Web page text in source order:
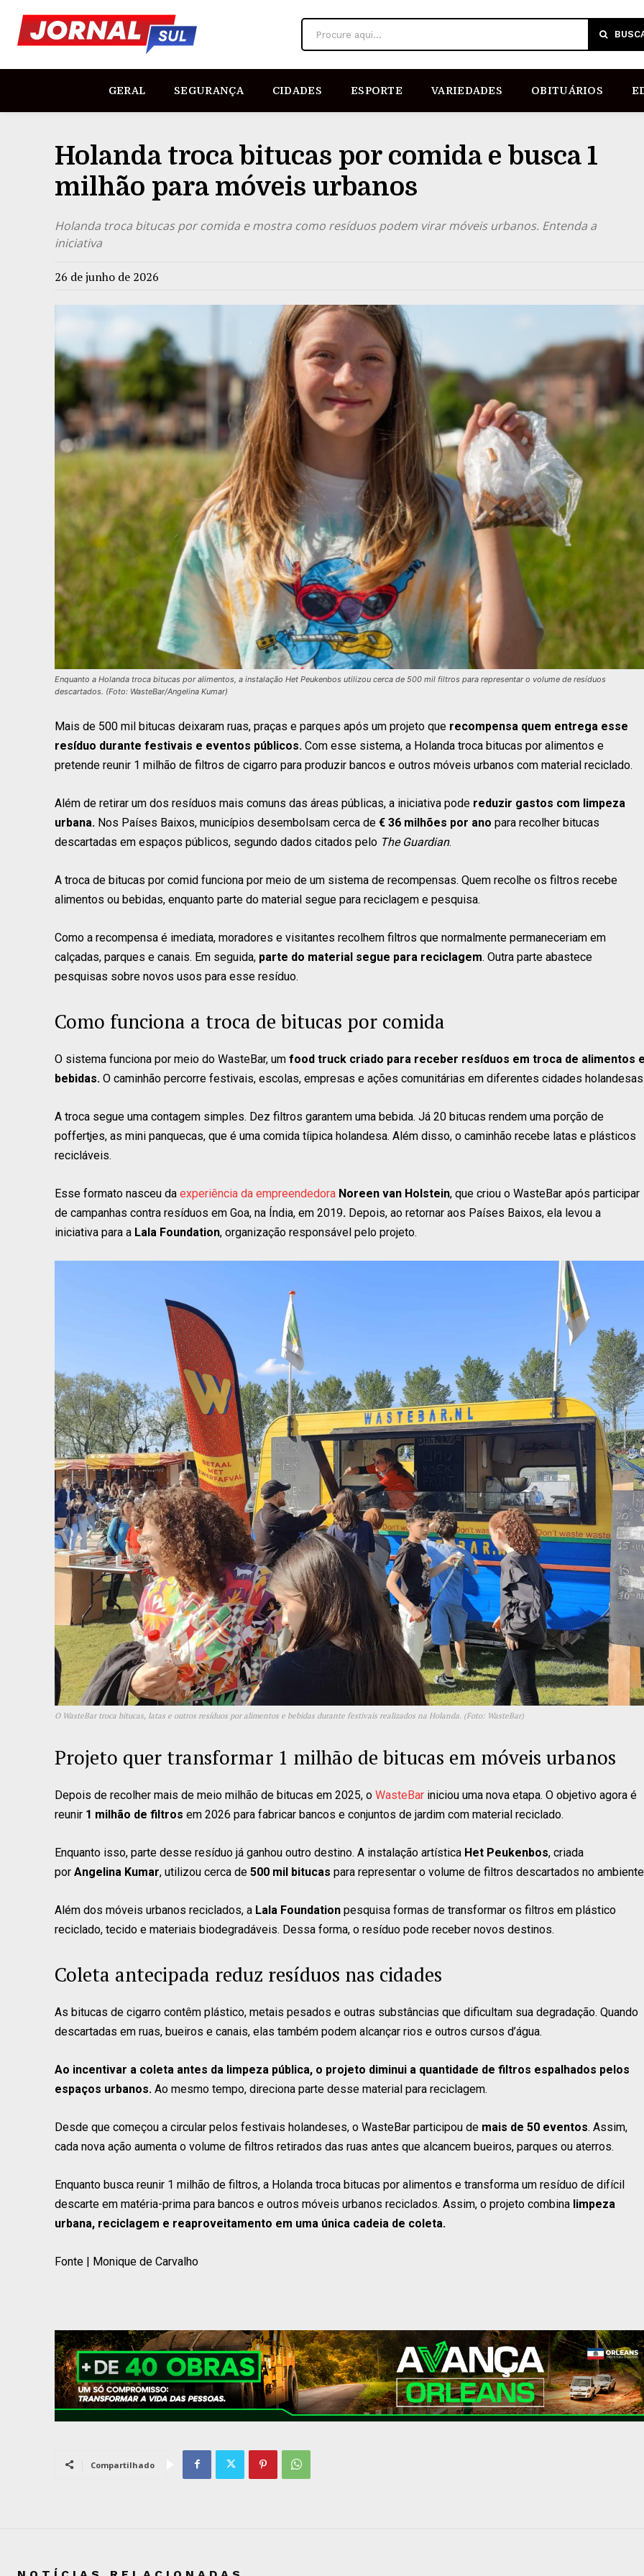
Procure aqui...
GERAL SEGURANÇA CIDADES ESPORTE VARIEDADES OBITUÁRIOS
Holanda troca bitucas por comida e busca 1
milhão para móveis urbanos
Holanda troca bitucas por comida e mostra como resíduos podem virar móveis urbanos. Entenda a
iniciativa
26 de junho de 2026
Enquanto a Holanda troca bitucas por alimentos, a instalação Het Peukenbos utilizou cerca de 500 mil filtros para representar o volume de resíduos
descartados. (Foto: WasteBar/Angelina Kumar)
Mais de 500 mil bitucas deixaram ruas, praças e parques após um projeto que recompensa quem entrega esse
resíduo durante festivais e eventos públicos. Com esse sistema, a Holanda troca bitucas por alimentos e
pretende reunir 1 milhão de filtros de cigarro para produzir bancos e outros móveis urbanos com material reciclado.
Além de retirar um dos resíduos mais comuns das áreas públicas, a iniciativa pode reduzir gastos com limpeza
urbana. Nos Países Baixos, municípios desembolsam cerca de € 36 milhões por ano para recolher bitucas
descartadas em espaços públicos, segundo dados citados pelo The Guardian.
A troca de bitucas por comid funciona por meio de um sistema de recompensas. Quem recolhe os filtros recebe
alimentos ou bebidas, enquanto parte do material segue para reciclagem e pesquisa.
Como a recompensa é imediata, moradores e visitantes recolhem filtros que normalmente permaneceriam em
calçadas, parques e canais. Em seguida, parte do material segue para reciclagem. Outra parte abastece
pesquisas sobre novos usos para esse resíduo.
Como funciona a troca de bitucas por comida
O sistema funciona por meio do WasteBar, um food truck criado para receber resíduos em troca de alimentos
bebidas. O caminhão percorre festivais, escolas, empresas e ações comunitárias em diferentes cidades
A troca segue uma contagem simples. Dez filtros garantem uma bebida. Já 20 bitucas rendem uma porção de
poffertjes, as mini panquecas, que é uma comida tíipica holandesa. Além disso, o caminhão recebe latas e plásticos
recicláveis.
Esse formato nasceu da experiência da empreendedora Noreen van Holstein, que criou o WasteBar após participar
de campanhas contra resíduos em Goa, na Índia, em 2019. Depois, ao retornar aos Países Baixos, ela levou a
iniciativa para a Lala Foundation, organização responsável pelo projeto.
O WasteBar troca bitucas, latas e outros resíduos por alimentos e bebidas durante festivais realizados na Holanda. (Foto: WasteBar)
Projeto quer transformar 1 milhão de bitucas em móveis urbanos
Depois de recolher mais de meio milhão de bitucas em 2025, o WasteBar iniciou uma nova etapa. O objetivo agora é
reunir 1 milhão de filtros em 2026 para fabricar bancos e conjuntos de jardim com material reciclado.
Enquanto isso, parte desse resíduo já ganhou outro destino. A instalação artística Het Peukenbos, criada
por Angelina Kumar, utilizou cerca de 500 mil bitucas para representar o volume de filtros descartados no
Além dos móveis urbanos reciclados, a Lala Foundation pesquisa formas de transformar os filtros em plástico
reciclado, tecido e materiais biodegradáveis. Dessa forma, o resíduo pode receber novos destinos.
Coleta antecipada reduz resíduos nas cidades
As bitucas de cigarro contêm plástico, metais pesados e outras substâncias que dificultam sua degradação. Quando
descartadas em ruas, bueiros e canais, elas também podem alcançar rios e outros cursos d’água.
Ao incentivar a coleta antes da limpeza pública, o projeto diminui a quantidade de filtros espalhados pelos
espaços urbanos. Ao mesmo tempo, direciona parte desse material para reciclagem.
Desde que começou a circular pelos festivais holandeses, o WasteBar participou de mais de 50 eventos. Assim,
cada nova ação aumenta o volume de filtros retirados das ruas antes que alcancem bueiros, parques ou aterros.
Enquanto busca reunir 1 milhão de filtros, a Holanda troca bitucas por alimentos e transforma um resíduo de difícil
descarte em matéria-prima para bancos e outros móveis urbanos reciclados. Assim, o projeto combina limpeza
urbana, reciclagem e reaproveitamento em uma única cadeia de coleta.
Fonte | Monique de Carvalho
Compartilhado